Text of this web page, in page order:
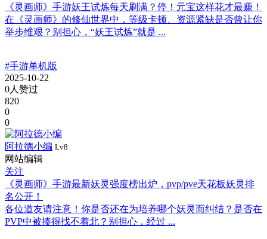
《灵画师》手游妖王试炼每天刷满？停！元宝这样花才最赚！
在《灵画师》的修仙世界中，等级卡顿、资源紧缺是否曾让你
举步维艰？别担心，“妖王试炼”就是 ...
#手游单机版
2025-10-22
0人赞过
820
0
0
阿拉德小编 Lv8
网站编辑
关注
《灵画师》手游最新妖灵强度榜出炉，pvp/pve天花板妖灵排
名公开！
各位道友请注意！你是否还在为培养哪个妖灵而纠结？是否在
PVP中被揍得找不着北？别担心，经过 ...